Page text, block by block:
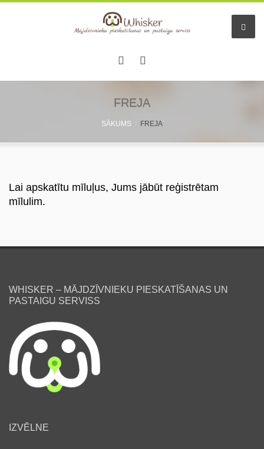
lv
FREJA
SĀKUMS FREJA
Lai apskatītu mīluļus, Jums jābūt reģistrētam
mīlulim.
WHISKER – MĀJDZĪVNIEKU PIESKATĪŠANAS UN
PASTAIGU SERVISS
IZVĒLNE